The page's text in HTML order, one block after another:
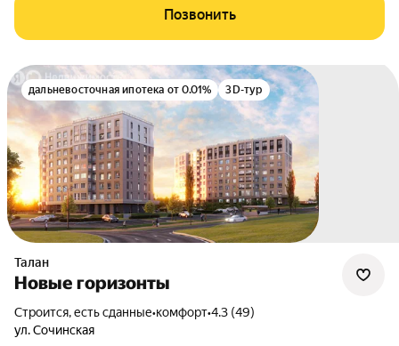
Позвонить
дальневосточная ипотека от 0.01% 3D-тур
Талан
Новые горизонты
Строится, есть сданные•комфорт•4.3 (49)
ул. Сочинская